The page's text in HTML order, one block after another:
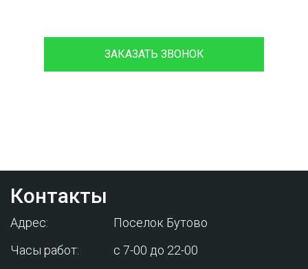
ЗАКАЗАТЬ ЗВОНОК
Контакты
Адрес:
Поселок Бутово
Часы работ:
с 7-00 до 22-00